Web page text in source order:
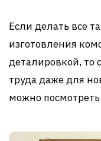
Если делать все
изготовления
деталировкой, то
труда даже для
можно